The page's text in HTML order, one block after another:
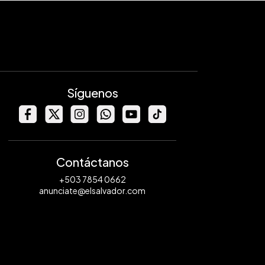
Síguenos
Contáctanos
+503 7854 0662
anunciate@elsalvador.com